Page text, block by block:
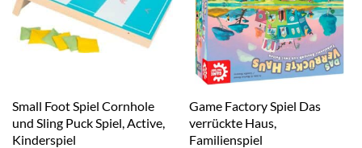
Small Foot Spiel Cornhole
und Sling Puck Spiel, Active,
Kinderspiel
Game Factory Spiel Das
verrückte Haus,
Familienspiel